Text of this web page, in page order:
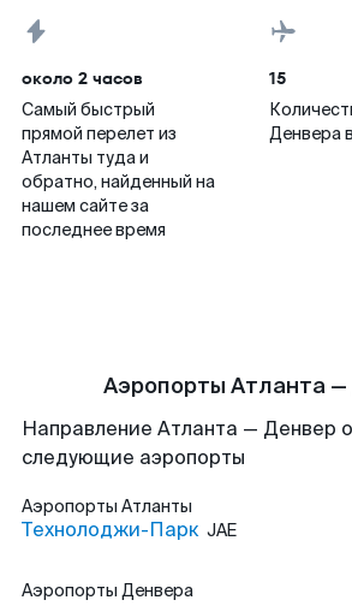
около 2 часов
Самый быстрый
прямой перелет из
Атланты туда и
обратно, найденный на
нашем сайте за
последнее время
15
Денвера
Аэропорты Атланта
Направление Атланта — Денвер
следующие аэропорты
Аэропорты Атланты
Технолоджи-Парк JAE
Аэропорты Денвера